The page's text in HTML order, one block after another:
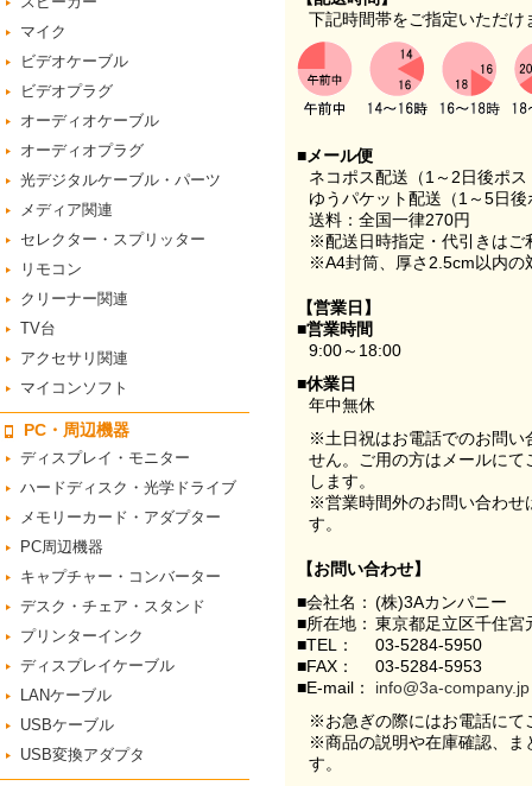
下記時間帯をご指定いただけ
■メール便
ネコポス配送（1～2日後ポ
ゆうパケット配送（1～5日
送料：全国一律270円
※配送日時指定・代引きはご
※A4封筒、厚さ2.5cm以内の
【営業日】
■営業時間
9:00～18:00
■休業日
年中無休
※土日祝はお電話でのお問い
せん。ご用の方はメールに
します。
※営業時間外のお問い合わせ
す。
【お問い合わせ】
■会社名： (株)3Aカンパニー
■所在地： 東京都足立区千住
■TEL：
03-5284-5950
■FAX：
03-5284-5953
■E-mail：
info@3a-company.jp
※お急ぎの際にはお電話にて
※商品の説明や在庫確認、ま
す。
マイク
ビデオケーブル
ビデオプラグ
オーディオケーブル
オーディオプラグ
光デジタルケーブル・パーツ
メディア関連
セレクター・スプリッター
リモコン
クリーナー関連
TV台
アクセサリ関連
マイコンソフト
PC・周辺機器
ディスプレイ・モニター
ハードディスク・光学ドライブ
メモリーカード・アダプター
PC周辺機器
キャプチャー・コンバーター
デスク・チェア・スタンド
プリンターインク
ディスプレイケーブル
LANケーブル
USBケーブル
USB変換アダプタ